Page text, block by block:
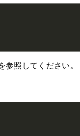
照してください。